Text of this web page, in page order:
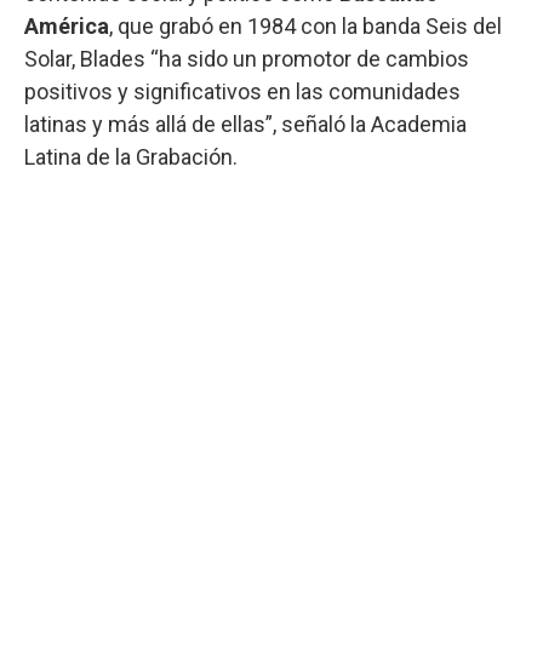
América, que grabó en 1984 con la banda Seis del
Solar, Blades “ha sido un promotor de cambios
positivos y significativos en las comunidades
latinas y más allá de ellas”, señaló la Academia
Latina de la Grabación.